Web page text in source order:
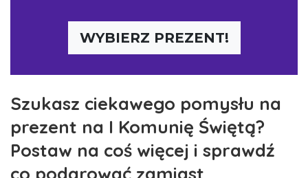
WYBIERZ PREZENT!
Szukasz ciekawego pomysłu na
prezent na I Komunię Świętą?
Postaw na coś więcej i sprawdź
co podarować zamiast